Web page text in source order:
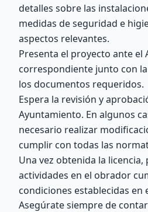
detalles sobre las
medidas de seguridad e
aspectos relevantes.
Presenta el proyecto ante el
correspondiente junto con
los documentos requeridos.
Espera la revisión y
Ayuntamiento. En algunos
necesario realizar
cumplir con todas las
Una vez obtenida la
actividades en el obrador
condiciones establecidas en
Asegúrate siempre de